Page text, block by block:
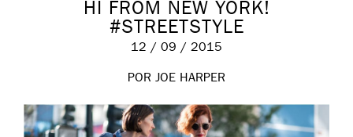
HI FROM NEW YORK!
#STREETSTYLE
12 / 09 / 2015
POR JOE HARPER